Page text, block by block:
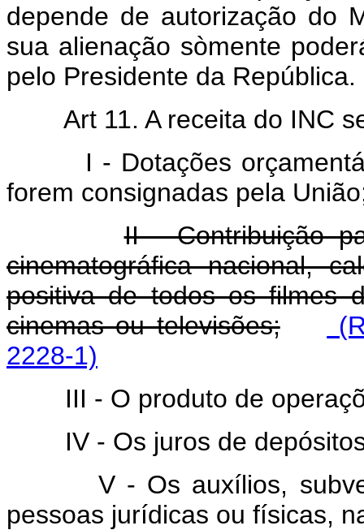
depende de autorização do
sua alienação sòmente
pelo Presidente da República.
Art 11. A receita do INC
I - Dotações
forem consignadas pela
II - Contribuição
cinematográfica nacional,
positiva de todos os filmes
cinemas ou televisões;
2228-1)
III - O produto de
IV - Os juros de depósitos
V - Os auxílios,
pessoas jurídicas ou físicas,